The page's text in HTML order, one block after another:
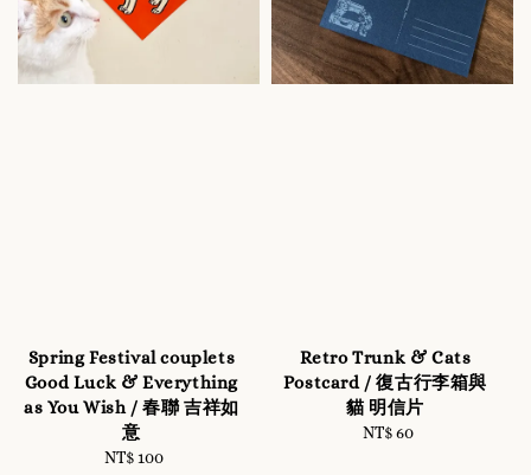
Spring Festival couplets
Good Luck & Everything
as You Wish / 春聯 吉祥如
意
Regular
NT$ 100
Retro Trunk & Cats
Postcard / 復古行李箱與
貓 明信片
Regular
NT$ 60